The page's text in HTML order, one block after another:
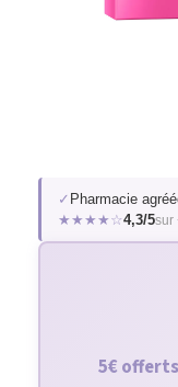
✓ Pharmacie
★★★★☆4,3/5sur
5€